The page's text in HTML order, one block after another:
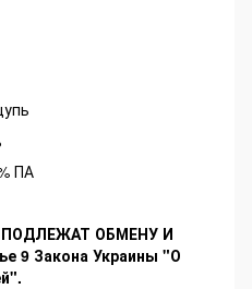
ПА
ОБМЕНУ И
9 Закона Украины "О